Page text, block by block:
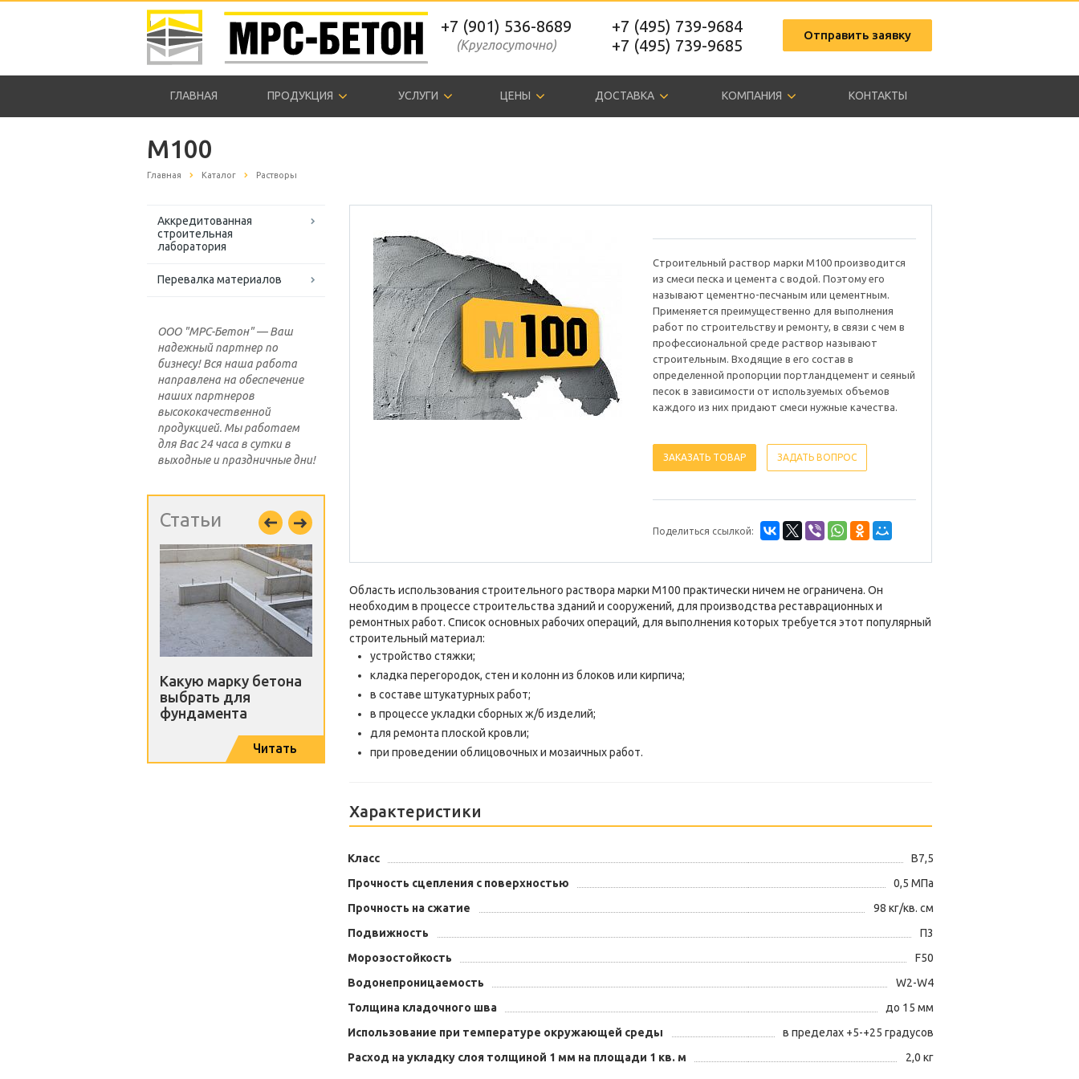
Отправить заявку
+7 (495) 739-9684
+7 (495) 739-9685
+7 (901) 536-8689
(Круглосуточно)
ГЛАВНАЯ ПРОДУКЦИЯ УСЛУГИ ЦЕНЫ ДОСТАВКА КОМПАНИЯ КОНТАКТЫ
M100
Главная Каталог Растворы
Аккредитованная
строительная
лаборатория
Перевалка материалов
ООО "МРС-Бетон" — Ваш
надежный партнер по
бизнесу! Вся наша работа
направлена на обеспечение
наших партнеров
высококачественной
продукцией. Мы работаем
для Вас 24 часа в сутки в
выходные и праздничные дни!
Статьи
Какую марку бетона
выбрать для
фундамента
Читать
Строительный раствор марки М100 производится
из смеси песка и цемента с водой. Поэтому его
называют цементно-песчаным или цементным.
Применяется преимущественно для выполнения
работ по строительству и ремонту, в связи с чем в
профессиональной среде раствор называют
строительным. Входящие в его состав в
определенной пропорции портландцемент и сеяный
песок в зависимости от используемых объемов
каждого из них придают смеси нужные качества.
ЗАКАЗАТЬ ТОВАР ЗАДАТЬ ВОПРОС
Поделиться ссылкой:
Область использования строительного раствора марки М100 практически ничем не ограничена. Он
необходим в процессе строительства зданий и сооружений, для производства реставрационных и
ремонтных работ. Список основных рабочих операций, для выполнения которых требуется этот популярный
строительный материал:
устройство стяжки;
кладка перегородок, стен и колонн из блоков или кирпича;
в составе штукатурных работ;
в процессе укладки сборных ж/б изделий;
для ремонта плоской кровли;
при проведении облицовочных и мозаичных работ.
Характеристики
Класс
В7,5
Прочность сцепления с поверхностью
0,5 МПа
Прочность на сжатие
98 кг/кв. см
Подвижность
П3
Морозостойкость
F50
Водонепроницаемость
W2-W4
Толщина кладочного шва
до 15 мм
Использование при температуре окружающей среды
в пределах +5-+25 градусов
Расход на укладку слоя толщиной 1 мм на площади 1 кв. м
2,0 кг